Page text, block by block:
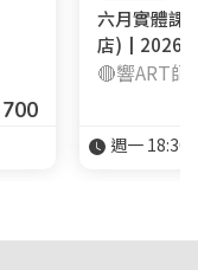
700
六月實體課
店)┃2026/
🔴響ART師
週一